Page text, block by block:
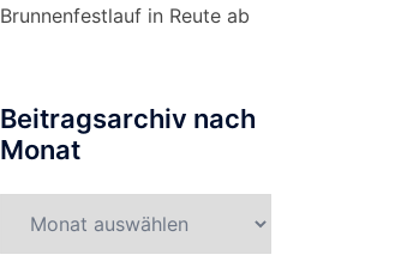
Brunnenfestlauf in Reute ab
Beitragsarchiv nach
Monat
nach